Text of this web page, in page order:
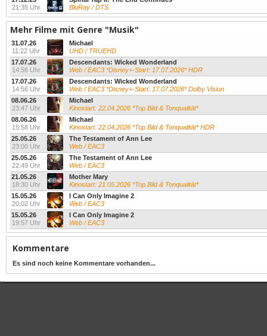
21:35 Uhr
BluRay / DTS
Mehr Filme mit Genre "Musik"
31.07.26
11:22 Uhr
Michael
UHD / TRUEHD
17.07.26
14:56 Uhr
Descendants: Wicked Wonderland
Web / EAC3 *Disney+-Start: 17.07.2026* HDR
17.07.26
14:56 Uhr
Descendants: Wicked Wonderland
Web / EAC3 *Disney+-Start: 17.07.2026* Dolby Vision
08.06.26
23:47 Uhr
Michael
Kinostart: 22.04.2026 *Top Bild & Tonqualität*
08.06.26
15:58 Uhr
Michael
Kinostart: 22.04.2026 *Top Bild & Tonqualität* HDR
25.05.26
23:00 Uhr
The Testament of Ann Lee
Web / EAC3
25.05.26
22:49 Uhr
The Testament of Ann Lee
Web / EAC3
21.05.26
18:30 Uhr
Mother Mary
Kinostart: 21.05.2026 *Top Bild & Tonqualität*
15.05.26
20:02 Uhr
I Can Only Imagine 2
Web / EAC3
15.05.26
19:57 Uhr
I Can Only Imagine 2
Web / EAC3
Kommentare
Es sind noch keine Kommentare vorhanden...